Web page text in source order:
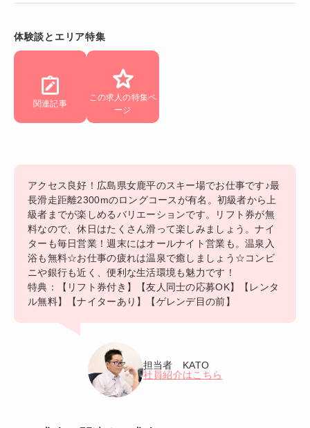
体験談とエリア特集
関連記事
この求人の特集ペ
ージ
アクセス良好！広島県女鹿平のスキー場でお仕事です♪最
長滑走距離2300mのロングコースが有名。初級者から上
級者までが楽しめるバリエーションです。リフト券が無
料なので、休日はたくさん滑って楽しみましょう。ナイ
ターも毎日営業！週末にはオールナイト営業も。温泉入
浴も無料☆お仕事の疲れは温泉で癒しましょう☆コンビ
ニや銀行も近く、便利な生活環境も魅力です！
特典：【リフト券付き】【友人同士の応募OK】【レンタ
ル無料】【ナイターあり】【ゲレンデ目の前】
担当者 KATO
社員紹介はこちら